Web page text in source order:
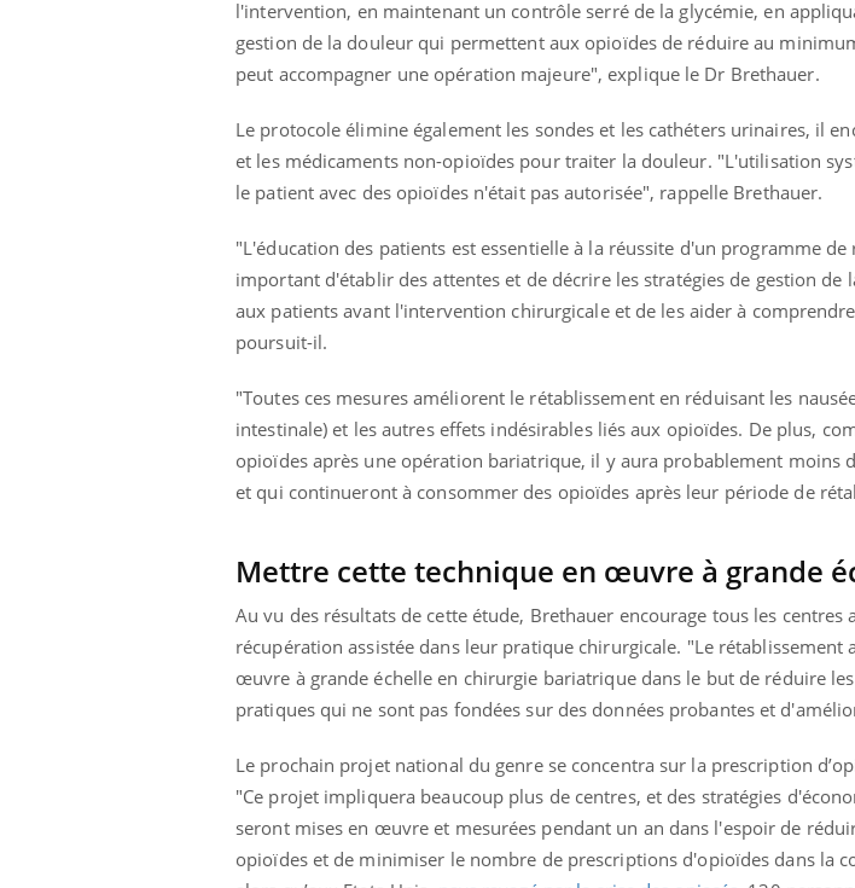
l'intervention, en maintenant un contrôle serré de la glycémie, en
gestion de la douleur qui permettent aux opioïdes de réduire au
peut accompagner une opération majeure", explique le Dr Brethauer.
Le protocole élimine également les sondes et les cathéters urinaires, il
et les médicaments non-opioïdes pour traiter la douleur. "L'utilisation
le patient avec des opioïdes n'était pas autorisée", rappelle Brethauer.
"L'éducation des patients est essentielle à la réussite d'un programme
important d'établir des attentes et de décrire les stratégies de gestion
aux patients avant l'intervention chirurgicale et de les aider à
poursuit-il.
"Toutes ces mesures améliorent le rétablissement en réduisant les
intestinale) et les autres effets indésirables liés aux opioïdes. De plus,
opioïdes après une opération bariatrique, il y aura probablement moins
et qui continueront à consommer des opioïdes après leur période de
Mettre cette technique en œuvre à grande
Au vu des résultats de cette étude, Brethauer encourage tous les
récupération assistée dans leur pratique chirurgicale. "Le
œuvre à grande échelle en chirurgie bariatrique dans le but de réduire
pratiques qui ne sont pas fondées sur des données probantes et
Le prochain projet national du genre se concentra sur la prescription
"Ce projet impliquera beaucoup plus de centres, et des stratégies
seront mises en œuvre et mesurées pendant un an dans l'espoir de
opioïdes et de minimiser le nombre de prescriptions d'opioïdes dans la